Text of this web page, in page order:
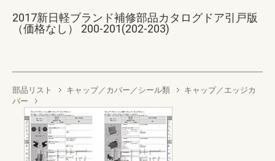
2017新日軽ブランド補修部品カタログドア引戸版
（価格なし） 200-201(202-203)
部品リスト キャップ／カバー／シール類
キャップ／エッジカ
バー